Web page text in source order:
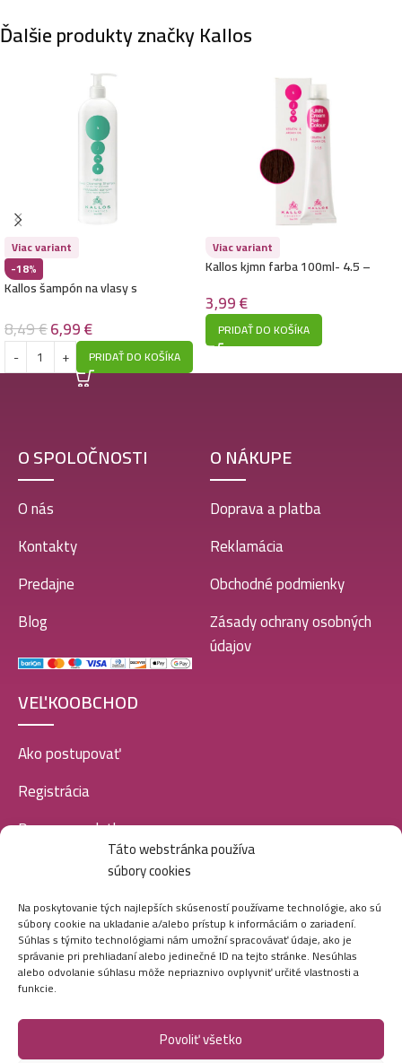
Táto webstránka používa
súbory cookies
Na poskytovanie tých najlepších skúseností používame technológie, ako sú
súbory cookie na ukladanie a/alebo prístup k informáciám o zariadení.
Súhlas s týmito technológiami nám umožní spracovávať údaje, ako je
správanie pri prehliadaní alebo jedinečné ID na tejto stránke. Nesúhlas
alebo odvolanie súhlasu môže nepriaznivo ovplyvniť určité vlastnosti a
funkcie.
Povoliť všetko
Kallos šampón na vlasy s dávkovačom 1L- Fortifying
Anti-Dandruff
6,99
Kallos šampón na vlasy 1L- Vanilla
Kallos šampón na vlasy s dávkovačom 1L- Deep
Kallos šampón na vlasy s dávkovačom 1L- Nourishing
Kallos šampón na vlasy 1L- Pro-Tox – Cannabis
4,79
Kallos šampón na vlasy 1L- Multivitamin
4,49
4,49€
Kallos šampón na vlasy 1L- Pro-Tox
4,79€
4,49€
Ďalšie produkty značky Kallos
-18%
Viac variant
Kallos šampón na vlasy s
8,49€6,99€
PRIDAŤ DO KOŠÍKA
Viac variant
Kallos kjmn farba 100ml- 4.5 –
3,99€
PRIDAŤ DO KOŠÍKA
O SPOLOČNOSTI
O nás
Kontakty
Predajne
Blog
O NÁKUPE
Doprava a platba
Reklamácia
Obchodné podmienky
Zásady ochrany osobných
údajov
VEĽKOOBCHOD
Ako postupovať
Registrácia
Doprava a platba
SOCIÁLNE SIETE
Marei.sk - Všetky práva vyhradené - 2026